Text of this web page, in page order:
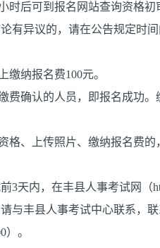
时后可到报名网站查询资格
有异议的，请在公告规定时
缴纳报名费100元。
费确认的人员，即报名成功
格、上传照片、缴纳报名费的
3天内，在丰县人事考试网（
与丰县人事考试中心联系，
。